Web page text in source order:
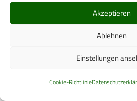
Akzeptieren
Ablehnen
Einstellungen
Cookie-Richtlinie
experiences, risk and resilience
symptoms were administered.
20.3 (sd = 25.1) combat events. 14.7